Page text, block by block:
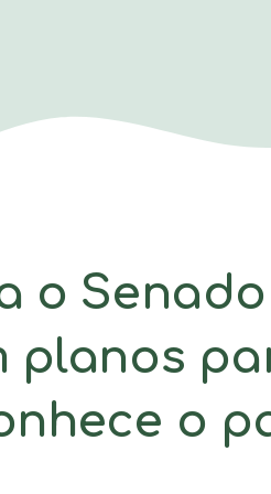
o
o